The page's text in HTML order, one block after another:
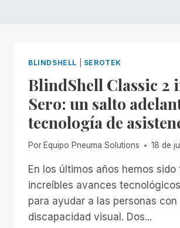
BLINDSHELL SEROTEK
BlindShell Classic 2
Sero: un salto
tecnología de
Por Equipo Pneuma Solutions 18 de
En los últimos años hemos
increíbles avances
para ayudar a las personas con
discapacidad visual. Dos...